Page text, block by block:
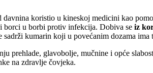
koristio u kineskoj medicini kao
borci u borbi protiv infekcija. Dobiva se iz
kumarin koji u povećanim dozama ima
prehlade, glavobolje, mučnine i opće
na zdravlje čovjeka.